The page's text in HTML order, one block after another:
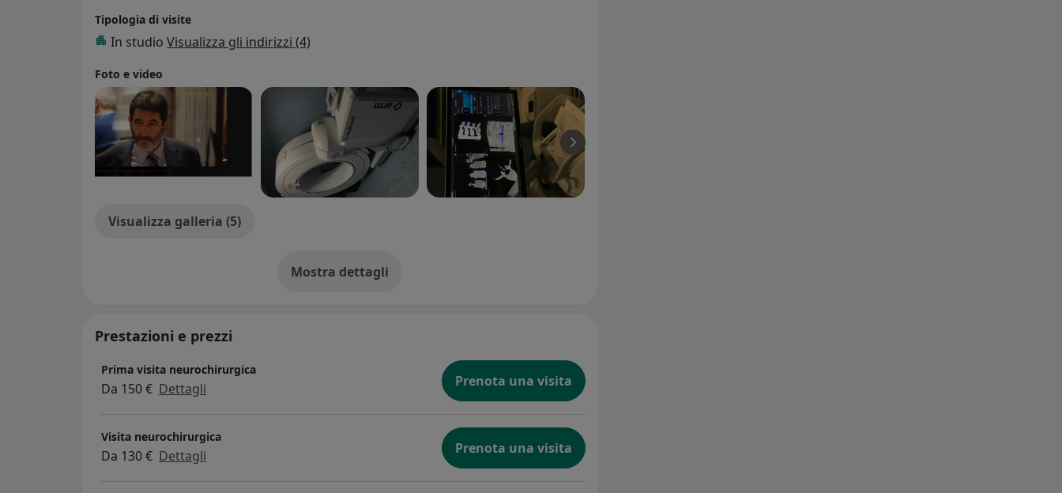
Tipologia di visite
In studio Visualizza gli indirizzi (4)
Foto e video
Visualizza galleria (5)
Mostra dettagli
sull'esperienza
Prestazioni e prezzi
Prima visita neurochirurgica
Da 150 € Dettagli Prenota una visita
Visita neurochirurgica
Da 130 € Dettagli Prenota una visita